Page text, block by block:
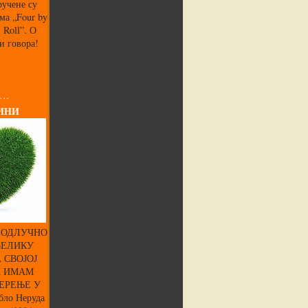
су
„Four by
Roll”. О
говора!
…
ИМАМ
У
Неруда